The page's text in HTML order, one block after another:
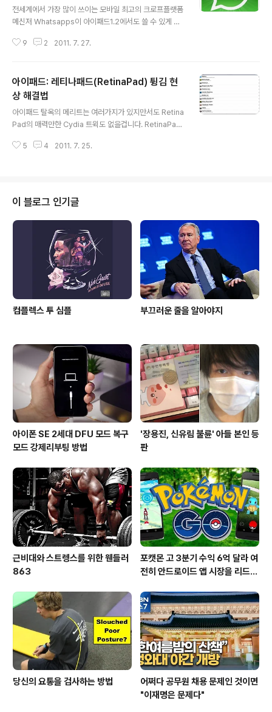
전세계에서 가장 많이 쓰이는 모바일 최고의 크로프플랫폼
메신저 Whatsapps이 아이패드1.2에서도 쓸 수 있게 될
번호/비밀번호/위치정보/주소록에 등록된 제3자연락처)를
는 개인정보를 요구하는 경우 쓰지를 않는다. 해외어플들
은 Whatsapp이나 Viber를 보면 알수 있듯이, 어글리한
국산어플처럼 어떠한 개인정보도 요구하지 않고 간단한 인
증과정만으로도 사용할 수 있다. 그러나 이중 Whatsapp
은 아이팟터치나 아이패드를 지원하지 않는다. Whatspa
d는 현재 Cydia 스토어에 등록중이며 앞으로 출시할 Wh
9 2 2011. 7. 27.
아이패드: 레티나패드(RetinaPad) 튕김 현
상 해결법
아이패드 탈옥의 메리트는 여러가지가 있지만서도 Retina
Pad의 매력만한 Cydia 트윅도 없을겁니다. RetinaPad
앱이 레티나디스플레이를 지원한다는 점에 착안하여 해당
정 따라하기] 를 보고 최적화와 안정화 과정을 수행했는데
RetinaPad가 튕긴다는 것이었습니다. 이러한 증상의 원
인은 여러가지 가능성이 있지만 몇가지로 압축됩니다. ①
BigBoss 정식이 아닌 크랙소스인 경우 ② BigBoss 정
식이라도 과거 1.1.0에서 1.1.1로 업데이트 할 당시 remov
5 4 2011. 7. 25.
이 블로그 인기글
컴플렉스 투 심플 부끄러운 줄을 알아야지
아이폰 SE 2세대 DFU 모드 복구
모드 강제리부팅 방법
'장용진, 신유림 불륜' 아들 본인 등
판
근비대와 스트렝스를 위한 웬들러
863
포캣몬 고 3분기 수익 6억 달라 여
전히 안드로이드 앱 시장을 리드
당신의 요통을 검사하는 방법
어쩌다 공무원 채용 문제인 것이면
"이재명은 문제다"